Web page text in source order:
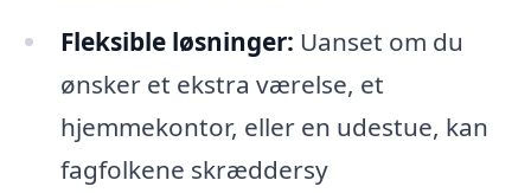
Fleksible løsninger: Uanset om du
ønsker et ekstra værelse, et
hjemmekontor, eller en udestue, kan
fagfolkene skræddersy